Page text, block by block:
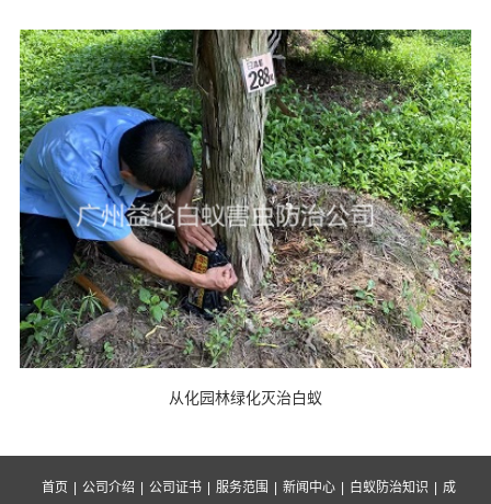
从化园林绿化灭治白蚁
首页 公司介绍 公司证书 服务范围 新闻中心 白蚁防治知识 成